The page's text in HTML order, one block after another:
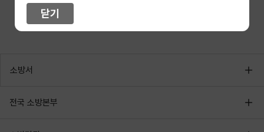
소방서
전국 소방본부
닫기